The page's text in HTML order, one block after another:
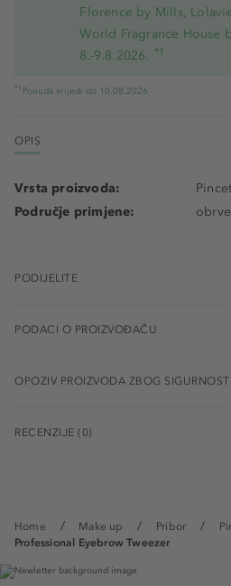
Home Make up Pribor
Professional Eyebrow Tweezer
Florence by Mills,
World Fragrance House
8.-9.8.2026. *1
*1 Ponuda vrijedi do 10.08.2026
OPIS
Vrsta proizvoda:
Područje primjene:
obrve
PODIJELITE
PODACI O PROIZVOĐAČU
OPOZIV PROIZVODA ZBOG SIGURNOSTI
RECENZIJE (0)